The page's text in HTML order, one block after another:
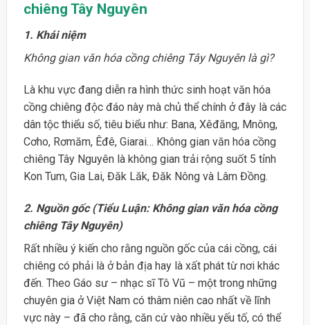
chiêng Tây Nguyên
1. Khái niệm
Không gian văn hóa cồng chiêng Tây Nguyên là gì?
Là khu vực đang diễn ra hình thức sinh hoạt văn hóa
cồng chiêng độc đáo này mà chủ thể chính ở đây là các
dân tộc thiểu số, tiêu biểu như: Bana, Xêđăng, Mnông,
Cơho, Rơmăm, Êđê, Giarai… Không gian văn hóa cồng
chiêng Tây Nguyên là không gian trải rộng suốt 5 tỉnh
Kon Tum, Gia Lai, Đăk Lăk, Đăk Nông và Lâm Đồng.
2. Nguồn gốc (Tiểu Luận: Không gian văn hóa cồng
chiêng Tây Nguyên)
Rất nhiều ý kiến cho rằng nguồn gốc của cái cồng, cái
chiêng có phải là ở bản địa hay là xất phát từ nơi khác
đến. Theo Gáo sư – nhạc sĩ Tô Vũ – một trong những
chuyên gia ở Việt Nam có thâm niên cao nhất về lĩnh
vực này – đã cho rằng, căn cứ vào nhiều yếu tố, có thể